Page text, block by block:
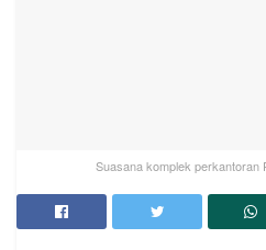
Suasana komplek perkantoran